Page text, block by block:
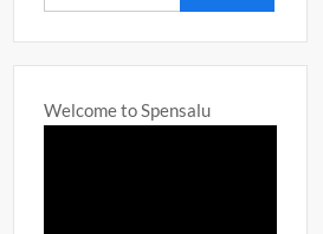
untuk:
Welcome to Spensalu